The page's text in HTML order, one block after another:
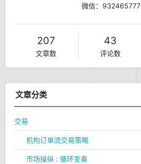
微信：932465777
207
文章数
43
评论数
文章分类
交易
机构订单流交易策略
市场操纵 : 循环变奏